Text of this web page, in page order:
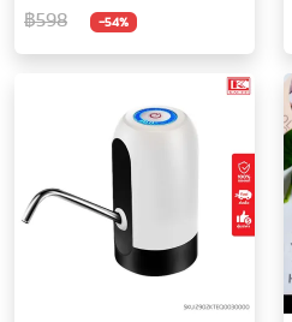
Multifunction Electric
mosquito swatter
฿598 -54%